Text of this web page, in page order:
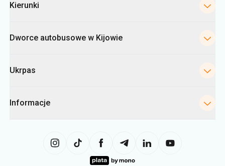
Kierunki
Dworce autobusowe w Kijowie
Ukrpas
Informacje